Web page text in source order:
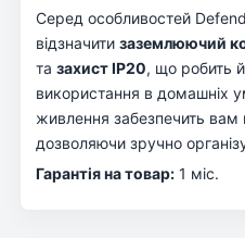
Серед особливостей
відзначити заземлюючий
та захист IP20, що робить
використання в домашніх
живлення забезпечить вам
дозволяючи зручно
Гарантія на товар: 1 міс.